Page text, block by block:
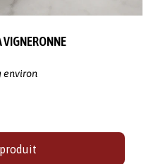
VIGNERONNE
environ